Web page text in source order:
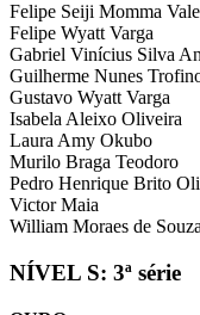
Felipe Seiji Momma
Felipe Wyatt Varga
Gabriel Vinícius Silva
Guilherme Nunes
Gustavo Wyatt Varga
Isabela Aleixo Oliveira
Laura Amy Okubo
Murilo Braga Teodoro
Pedro Henrique Brito
Victor Maia
William Moraes de Souza
NÍVEL S: 3ª série